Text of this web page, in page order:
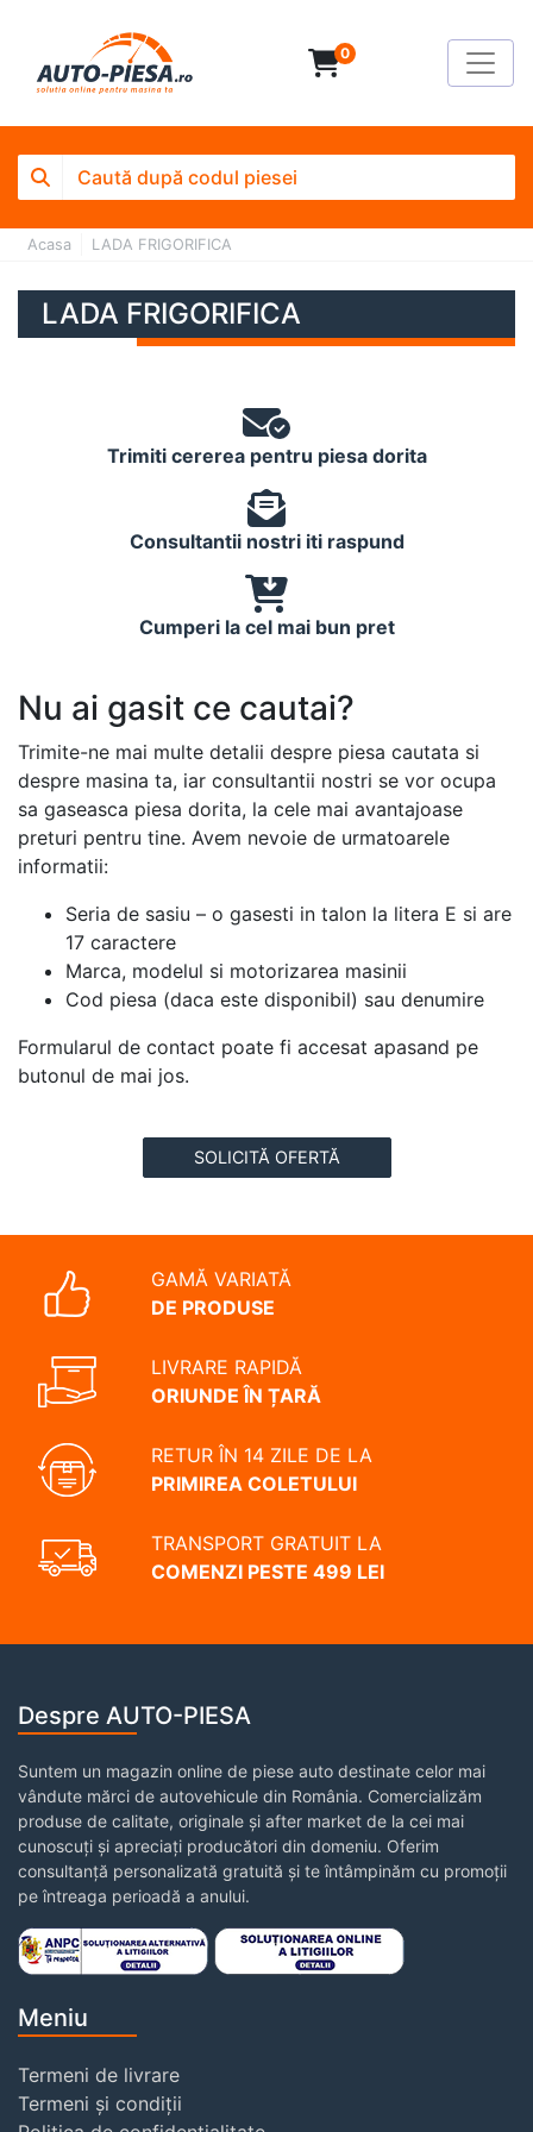
0
Acasa LADA FRIGORIFICA
LADA FRIGORIFICA
Trimiti cererea pentru piesa dorita
Consultantii nostri iti raspund
Cumperi la cel mai bun pret
Nu ai gasit ce cautai?
Trimite-ne mai multe detalii despre piesa cautata si
despre masina ta, iar consultantii nostri se vor ocupa
sa gaseasca piesa dorita, la cele mai avantajoase
preturi pentru tine. Avem nevoie de urmatoarele
informatii:
Seria de sasiu – o gasesti in talon la litera E si are
17 caractere
Marca, modelul si motorizarea masinii
Cod piesa (daca este disponibil) sau denumire
Formularul de contact poate fi accesat apasand pe
butonul de mai jos.
SOLICITĂ OFERTĂ
GAMĂ VARIATĂ
DE PRODUSE
LIVRARE RAPIDĂ
ORIUNDE ÎN ȚARĂ
RETUR ÎN 14 ZILE DE LA
PRIMIREA COLETULUI
TRANSPORT GRATUIT LA
COMENZI PESTE 499 LEI
Despre AUTO-PIESA
Suntem un magazin online de piese auto destinate celor mai
vândute mărci de autovehicule din România. Comercializăm
produse de calitate, originale și after market de la cei mai
cunoscuți și apreciați producători din domeniu. Oferim
consultanță personalizată gratuită și te întâmpinăm cu promoții
pe întreaga perioadă a anului.
Meniu
Termeni de livrare
Termeni și condiții